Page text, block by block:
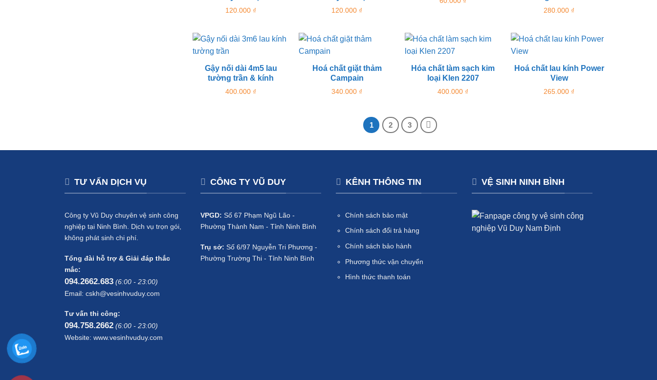
120.000 ₫ 120.000 ₫ 280.000 ₫
Gậy nối dài 4m5 lau
tường trần & kính
400.000 ₫
Hoá chất giặt thảm
Campain
340.000 ₫
Hóa chất làm sạch kim
loại Klen 2207
400.000 ₫
Hoá chất lau kính Power
View
265.000 ₫
1 2 3
TƯ VẤN DỊCH VỤ
Công ty Vũ Duy chuyên vệ sinh công
nghiệp tại Ninh Bình. Dịch vụ trọn gói,
không phát sinh chi phí.
Tổng đài hỗ trợ & Giải đáp thắc
mắc:
094.2662.683 (6:00 - 23:00)
Email: cskh@vesinhvuduy.com
Tư vấn thi công:
094.758.2662 (6:00 - 23:00)
Website: www.vesinhvuduy.com
CÔNG TY VŨ DUY
VPGD: Số 67 Phạm Ngũ Lão -
Phường Thành Nam - Tỉnh Ninh Bình
Trụ sở: Số 6/97 Nguyễn Tri Phương -
Phường Trường Thi - Tỉnh Ninh Bình
KÊNH THÔNG TIN
Chính sách bảo mật
Chính sách đổi trả hàng
Chính sách bảo hành
Phương thức vận chuyển
Hình thức thanh toán
VỆ SINH NINH BÌNH